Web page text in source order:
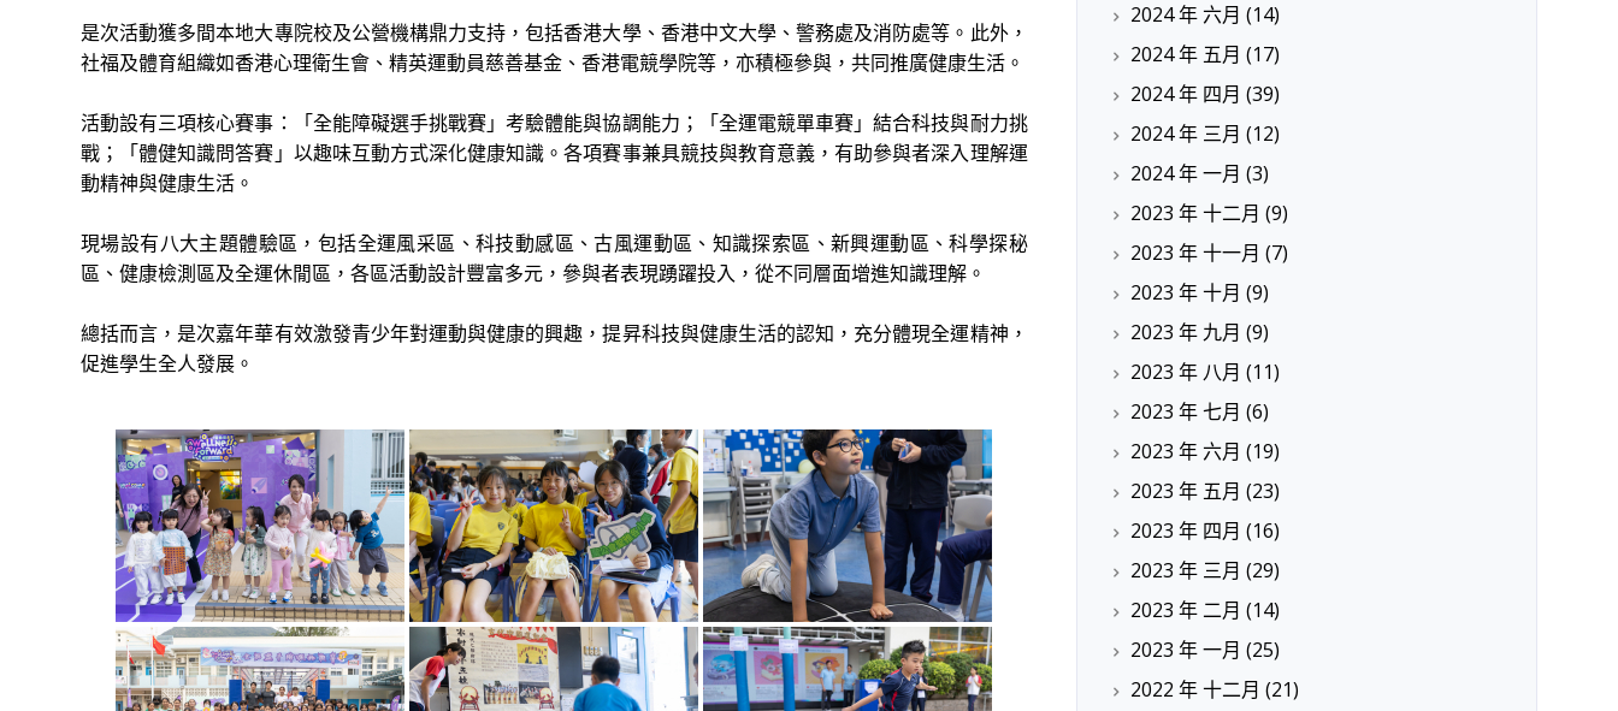
是次活動獲多間本地大專院校及公營機構鼎力支持，包括香港大學、香港中文大學、警務處及消防處等。此外，
社福及體育組織如香港心理衛生會、精英運動員慈善基金、香港電競學院等，亦積極參與，共同推廣健康生活。
活動設有三項核心賽事：「全能障礙選手挑戰賽」考驗體能與協調能力；「全運電競單車賽」結合科技與耐力挑
戰；「體健知識問答賽」以趣味互動方式深化健康知識。各項賽事兼具競技與教育意義，有助參與者深入理解運
動精神與健康生活。
現場設有八大主題體驗區，包括全運風采區、科技動感區、古風運動區、知識探索區、新興運動區、科學探秘
區、健康檢測區及全運休閒區，各區活動設計豐富多元，參與者表現踴躍投入，從不同層面增進知識理解。
總括而言，是次嘉年華有效激發青少年對運動與健康的興趣，提昇科技與健康生活的認知，充分體現全運精神，
促進學生全人發展。
2024 年 六月 (14)
2024 年 五月 (17)
2024 年 四月 (39)
2024 年 三月 (12)
2024 年 一月 (3)
2023 年 十二月 (9)
2023 年 十一月 (7)
2023 年 十月 (9)
2023 年 九月 (9)
2023 年 八月 (11)
2023 年 七月 (6)
2023 年 六月 (19)
2023 年 五月 (23)
2023 年 四月 (16)
2023 年 三月 (29)
2023 年 二月 (14)
2023 年 一月 (25)
2022 年 十二月 (21)